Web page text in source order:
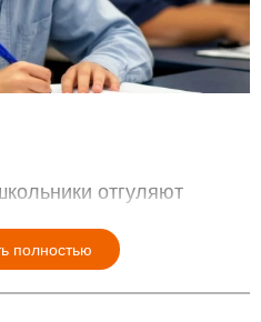
отгуляют
полностью